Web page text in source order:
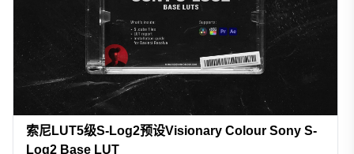
索尼LUT5级S-Log2预设Visionary Colour Sony S-
Log2 Base LUT